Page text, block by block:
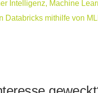
Intelligenz, Machine
Databricks mithilfe von